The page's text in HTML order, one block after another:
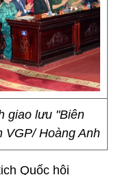
giao lưu "Biên
VGP/ Hoàng Anh
Quốc hội